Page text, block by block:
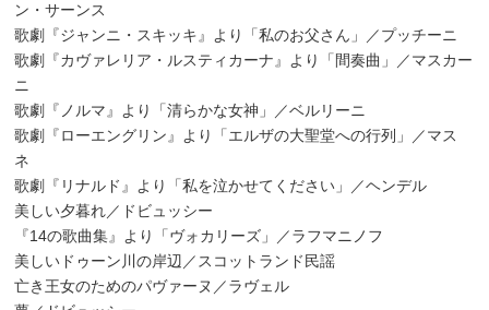
ン・サーンス
歌劇『ジャンニ・スキッキ』より「私のお父さん」／プッチーニ
歌劇『カヴァレリア・ルスティカーナ』より「間奏曲」／マスカー
ニ
歌劇『ノルマ』より「清らかな女神」／ベルリーニ
歌劇『ローエングリン』より「エルザの大聖堂への行列」／マス
ネ
歌劇『リナルド』より「私を泣かせてください」／ヘンデル
美しい夕暮れ／ドビュッシー
『14の歌曲集』より「ヴォカリーズ」／ラフマニノフ
美しいドゥーン川の岸辺／スコットランド民謡
亡き王女のためのパヴァーヌ／ラヴェル